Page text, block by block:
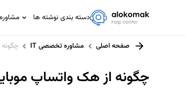
دسته بندی نوشته ها
مشاوره تخصصی IT
مشاوره خانواده
صفحه اصلی مشاوره تخصصی IT
چگونه از هک واتساپ